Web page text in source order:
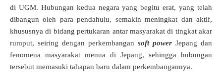
di UGM. Hubungan kedua negara yang begitu erat, yang telah
dibangun oleh para pendahulu, semakin meningkat dan aktif,
khususnya di bidang pertukaran antar masyarakat di tingkat akar
rumput, seiring dengan perkembangan soft power Jepang dan
fenomena masyarakat menua di Jepang, sehingga hubungan
tersebut memasuki tahapan baru dalam perkembangannya.